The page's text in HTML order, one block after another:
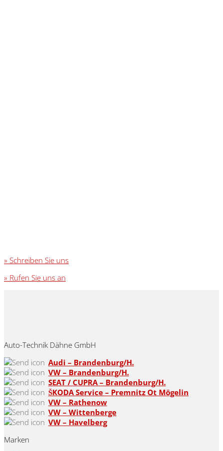
» Schreiben Sie uns
» Rufen Sie uns an
Auto-Technik Dähne GmbH
Audi – Brandenburg/H.
VW – Brandenburg/H.
SEAT / CUPRA – Brandenburg/H.
ŠKODA Service – Premnitz Ot Mögelin
VW – Rathenow
VW – Wittenberge
VW – Havelberg
Marken